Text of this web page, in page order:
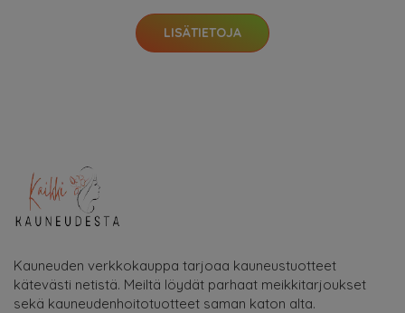
LISÄTIETOJA
Kauneuden verkkokauppa tarjoaa kauneustuotteet
kätevästi netistä. Meiltä löydät parhaat meikkitarjoukset
sekä kauneudenhoitotuotteet saman katon alta.